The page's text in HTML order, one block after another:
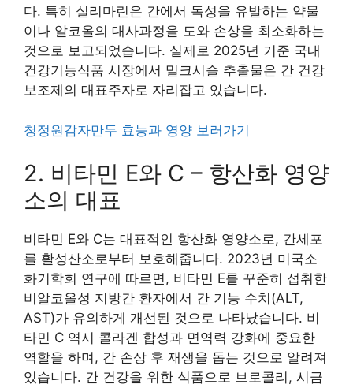
다. 특히 실리마린은 간에서 독성을 유발하는 약물
이나 알코올의 대사과정을 도와 손상을 최소화하는
것으로 보고되었습니다. 실제로 2025년 기준 국내
건강기능식품 시장에서 밀크시슬 추출물은 간 건강
보조제의 대표주자로 자리잡고 있습니다.
청정원감자만두 효능과 영양 보러가기
2. 비타민 E와 C – 항산화 영양
소의 대표
비타민 E와 C는 대표적인 항산화 영양소로, 간세포
를 활성산소로부터 보호해줍니다. 2023년 미국소
화기학회 연구에 따르면, 비타민 E를 꾸준히 섭취한
비알코올성 지방간 환자에서 간 기능 수치(ALT,
AST)가 유의하게 개선된 것으로 나타났습니다. 비
타민 C 역시 콜라겐 합성과 면역력 강화에 중요한
역할을 하며, 간 손상 후 재생을 돕는 것으로 알려져
있습니다. 간 건강을 위한 식품으로 브로콜리, 시금